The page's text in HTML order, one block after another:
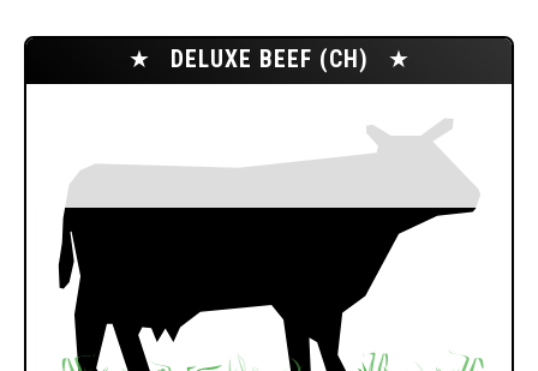
★ DELUXE BEEF (CH) ★